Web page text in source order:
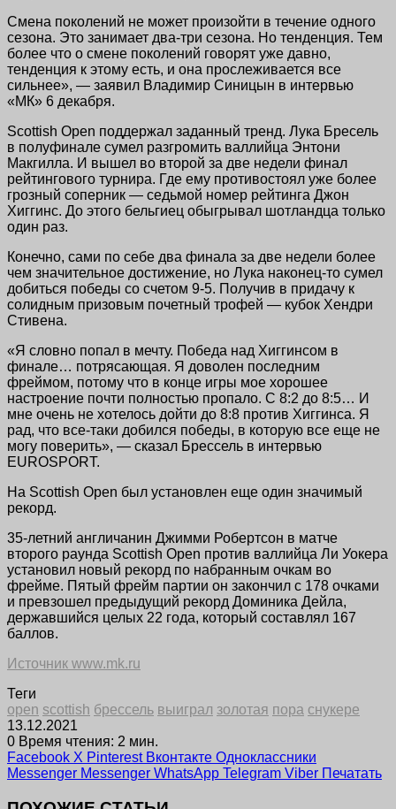
Смена поколений не может произойти в течение одного
сезона. Это занимает два-три сезона. Но тенденция. Тем
более что о смене поколений говорят уже давно,
тенденция к этому есть, и она прослеживается все
сильнее», — заявил Владимир Синицын в интервью
«МК» 6 декабря.
Scottish Open поддержал заданный тренд. Лука Бресель
в полуфинале сумел разгромить валлийца Энтони
Макгилла. И вышел во второй за две недели финал
рейтингового турнира. Где ему противостоял уже более
грозный соперник — седьмой номер рейтинга Джон
Хиггинс. До этого бельгиец обыгрывал шотландца только
один раз.
Конечно, сами по себе два финала за две недели более
чем значительное достижение, но Лука наконец-то сумел
добиться победы со счетом 9-5. Получив в придачу к
солидным призовым почетный трофей — кубок Хендри
Стивена.
«Я словно попал в мечту. Победа над Хиггинсом в
финале… потрясающая. Я доволен последним
фреймом, потому что в конце игры мое хорошее
настроение почти полностью пропало. С 8:2 до 8:5… И
мне очень не хотелось дойти до 8:8 против Хиггинса. Я
рад, что все-таки добился победы, в которую все еще не
могу поверить», — сказал Брессель в интервью
EUROSPORT.
На Scottish Open был установлен еще один значимый
рекорд.
35-летний англичанин Джимми Робертсон в матче
второго раунда Scottish Open против валлийца Ли Уокера
установил новый рекорд по набранным очкам во
фрейме. Пятый фрейм партии он закончил с 178 очками
и превзошел предыдущий рекорд Доминика Дейла,
державшийся целых 22 года, который составлял 167
баллов.
Источник www.mk.ru
Теги
open scottish брессель выиграл золотая пора снукере
13.12.2021
0 Время чтения: 2 мин.
Facebook X Pinterest Вконтакте Одноклассники
Messenger Messenger WhatsApp Telegram Viber Печатать